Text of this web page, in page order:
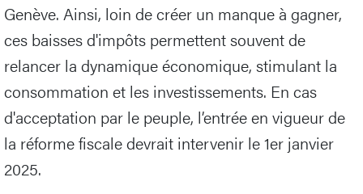
Genève. Ainsi, loin de créer un manque à gagner,
ces baisses d'impôts permettent souvent de
relancer la dynamique économique, stimulant la
consommation et les investissements. En cas
d'acceptation par le peuple, l’entrée en vigueur de
la réforme fiscale devrait intervenir le 1er janvier
2025.